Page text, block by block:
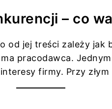
– co
jej treści zależy jak
pracodawca.
firmy. Przy